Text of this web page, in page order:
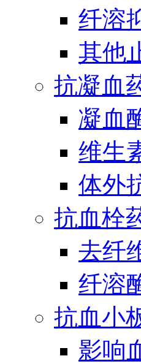
纤溶
其他
抗凝血
凝血
维生
体外
抗血栓
去纤
纤溶
抗血小
影响